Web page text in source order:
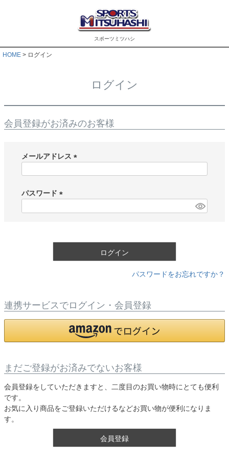
スポーツミツハシ
HOME ログイン
ログイン
会員登録がお済みのお客様
メールアドレス
)
パスワード
ログイン
パスワードをお忘れですか？
連携サービスでログイン・会員登録
まだご登録がお済みでないお客様
会員登録をしていただきますと、二度目のお買い物時にとても便利
です。
お気に入り商品をご登録いただけるなどお買い物が便利になりま
す。
会員登録